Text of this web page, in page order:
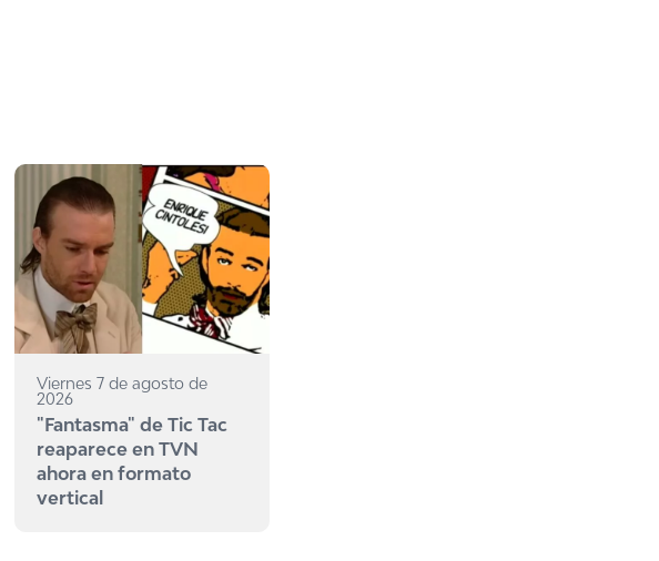
Viernes 7 de agosto de
2026
"Fantasma" de Tic Tac
reaparece en TVN
ahora en formato
vertical